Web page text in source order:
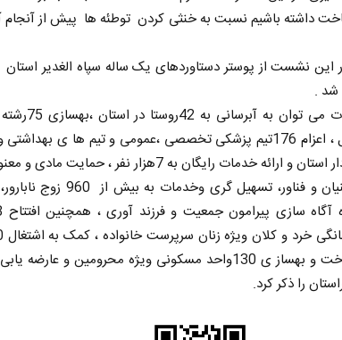
داشته باشیم نسبت به خنثی کردن توطئه ها پیش از آنجام
این نشست از پوستر دستاوردهای یک ساله سپاه الغدیر
از جمله این خدمات می توان
ارزش17میلیارد ریال ، اعزام 176تیم پزشکی تخصصی ،عمومی و تیم ها ی
به مناطق کم برخوردار استان و ارائه خدمات رایگان به 7هزار نفر ،
از 20طرح دانش بنیان و فناور، تسهیل گری
دانش بنیا نها و ساخت و بهساز ی 130واحد مسکونی ویژه محرومین و
یکشنبه ۴ مردادماه